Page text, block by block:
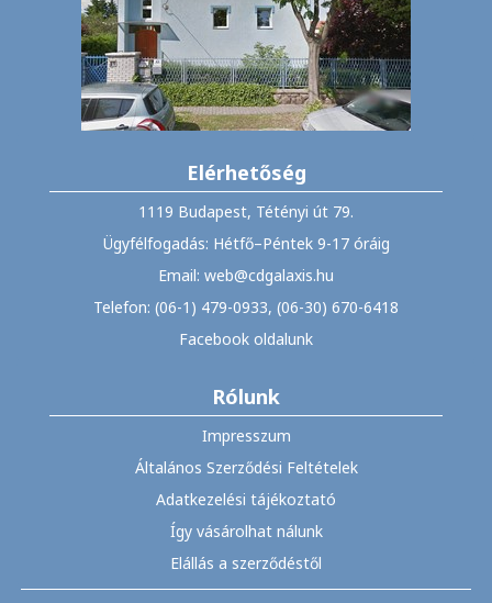
Elérhetőség
1119 Budapest, Tétényi út 79.
Ügyfélfogadás: Hétfő–Péntek 9-17 óráig
Email: web@cdgalaxis.hu
Telefon: (06-1) 479-0933, (06-30) 670-6418
Facebook oldalunk
Rólunk
Impresszum
Általános Szerződési Feltételek
Adatkezelési tájékoztató
Így vásárolhat nálunk
Elállás a szerződéstől